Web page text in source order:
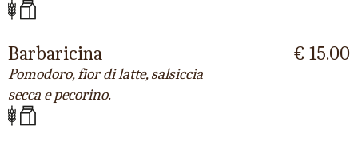
Barbaricina
Pomodoro, fior di latte, salsiccia
secca e pecorino.
€ 15.00